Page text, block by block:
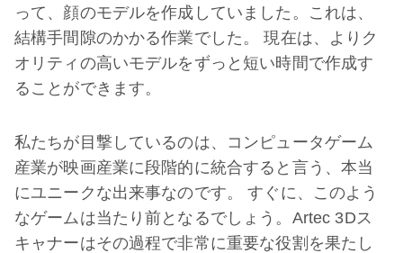
って、顔のモデルを作成していました。これは、
結構手間隙のかかる作業でした。 現在は、よりク
オリティの高いモデルをずっと短い時間で作成す
ることができます。
私たちが目撃しているのは、コンピュータゲーム
産業が映画産業に段階的に統合すると言う、本当
にユニークな出来事なのです。 すぐに、このよう
なゲームは当たり前となるでしょう。Artec 3Dス
キャナーはその過程で非常に重要な役割を果たし